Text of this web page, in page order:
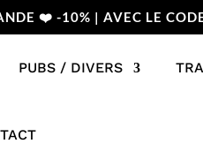
❤️ -10% | AVEC LE
PUBS / DIVERS